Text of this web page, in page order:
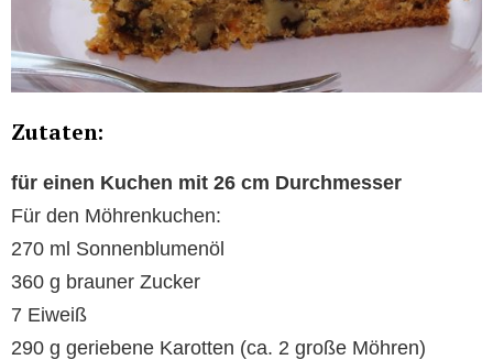
Zutaten:
für einen Kuchen mit 26 cm Durchmesser
Für den Möhrenkuchen:
270 ml Sonnenblumenöl
360 g brauner Zucker
7 Eiweiß
290 g geriebene Karotten (ca. 2 große Möhren)